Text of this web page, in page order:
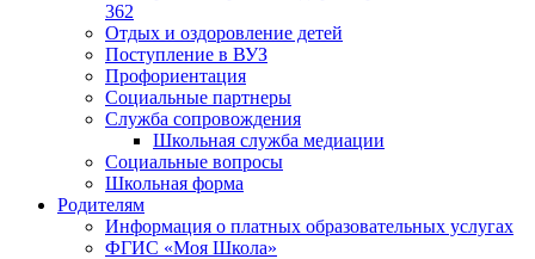
362
Отдых и оздоровление детей
Поступление в ВУЗ
Профориентация
Социальные партнеры
Служба сопровождения
Школьная служба медиации
Социальные вопросы
Школьная форма
Родителям
Информация о платных образовательных услугах
ФГИС «Моя Школа»